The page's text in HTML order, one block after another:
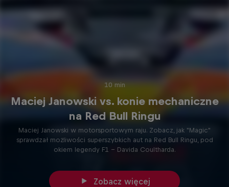
10 min
Maciej Janowski vs. konie mechaniczne
na Red Bull Ringu
Maciej Janowski w motorsportowym raju. Zobacz, jak "Magic"
sprawdzał możliwości superszybkich aut na Red Bull Ringu, pod
okiem legendy F1 - Davida Coultharda.
Zobacz więcej